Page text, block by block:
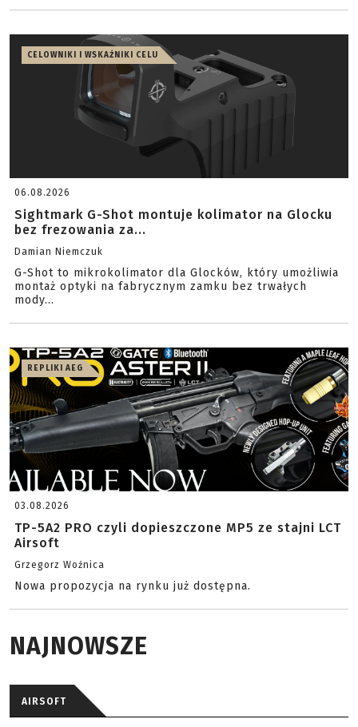
CELOWNIKI I WSKAŹNIKI CELU
06.08.2026
Sightmark G-Shot montuje kolimator na Glocku
bez frezowania za...
Damian Niemczuk
G-Shot to mikrokolimator dla Glocków, który umożliwia
montaż optyki na fabrycznym zamku bez trwałych
mody...
REPLIKI AEG
03.08.2026
TP-5A2 PRO czyli dopieszczone MP5 ze stajni LCT
Airsoft
Grzegorz Woźnica
Nowa propozycja na rynku już dostępna.
NAJNOWSZE
AIRSOFT